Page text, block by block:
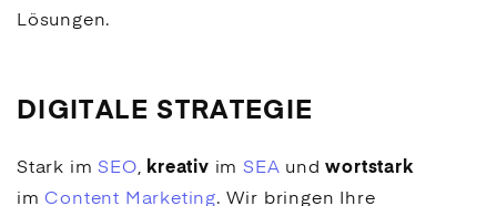
Lösungen.
DIGITALE STRATEGIE
Stark imSEO, kreativ imSEA undwortstark
im Content Marketing. Wir bringen Ihre